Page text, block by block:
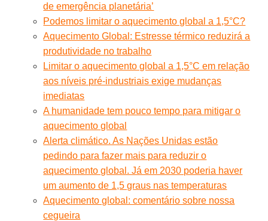
de emergência planetária’
Podemos limitar o aquecimento global a 1,5°C?
Aquecimento Global: Estresse térmico reduzirá a
produtividade no trabalho
Limitar o aquecimento global a 1,5°C em relação
aos níveis pré-industriais exige mudanças
imediatas
A humanidade tem pouco tempo para mitigar o
aquecimento global
Alerta climático. As Nações Unidas estão
pedindo para fazer mais para reduzir o
aquecimento global. Já em 2030 poderia haver
um aumento de 1,5 graus nas temperaturas
Aquecimento global: comentário sobre nossa
cegueira